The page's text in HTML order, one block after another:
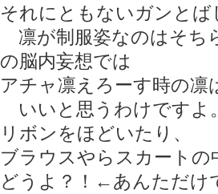
それにともないガンと
凛が制服姿なのはそち
の脳内妄想では
アチャ凛えろーす時の
いいと思うわけですよ
リボンをほどいたり、
ブラウスやらスカート
どうよ？！←あんただけ